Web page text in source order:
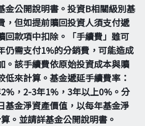
金公開說明書。投資B相關級別基
，但如提前贖回投資人須支付遞
回款項中扣除。「手續費」雖可
仍需支付1%的分銷費，可能造成
。該手續費依原始投資成本與贖
低來計算。基金遞延手續費率：
，2-3年1%，3年以上0%。分
基金淨資產價值，以每年基金淨
。並請詳基金公開說明書。